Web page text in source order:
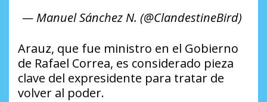
— Manuel Sánchez N. (@ClandestineBird)
Arauz, que fue ministro en el Gobierno
de Rafael Correa, es considerado pieza
clave del expresidente para tratar de
volver al poder.